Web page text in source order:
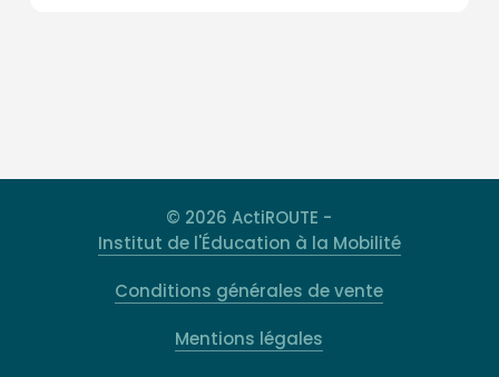
© 2026 ActiROUTE -
Institut de l'Éducation à la Mobilité
Conditions générales de vente
Mentions légales